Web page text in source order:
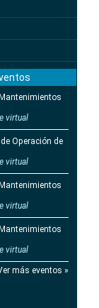
virtual
Operación de
virtual
virtual
virtual
más eventos »